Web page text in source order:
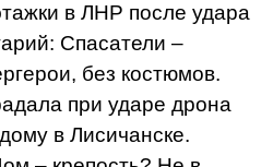
в ЛНР после удара
Спасатели –
без костюмов.
при ударе дрона
в Лисичанске.